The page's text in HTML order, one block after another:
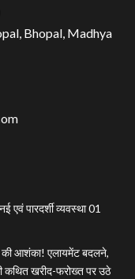
Bhopal, Madhya
पारदर्शी व्यवस्था 01
की आशंका! एलायमेंट बदलने,
कथित खरीद-फरोख्त पर उठे